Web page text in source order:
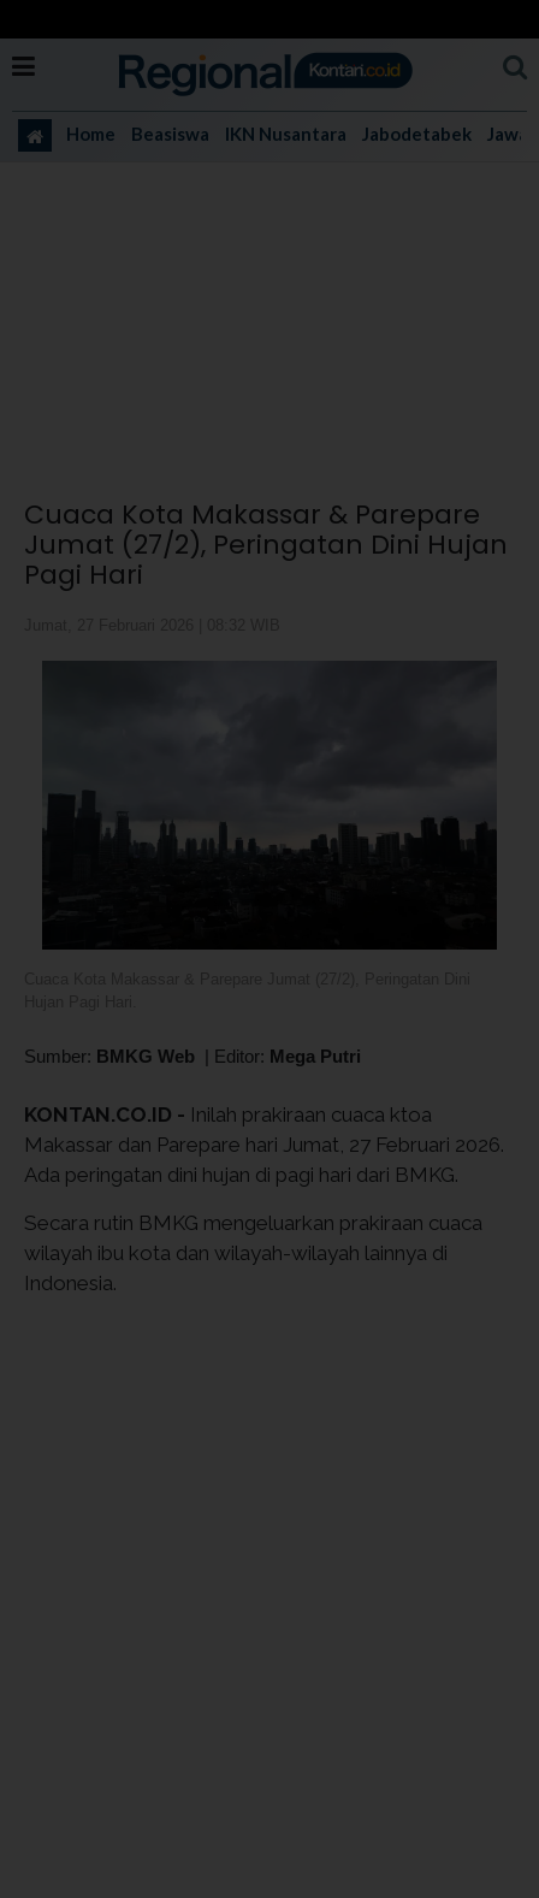
Home Beasiswa IKN Nusantara Jabodetabek Jawa
Cuaca Kota Makassar & Parepare
Jumat (27/2), Peringatan Dini Hujan
Pagi Hari
Sumber: BMKG Web | Editor: Mega Putri
KONTAN.CO.ID - Inilah prakiraan cuaca ktoa
Makassar dan Parepare hari Jumat, 27 Februari 2026.
Ada peringatan dini hujan di pagi hari dari BMKG.
Secara rutin BMKG mengeluarkan prakiraan cuaca
wilayah ibu kota dan wilayah-wilayah lainnya di
Indonesia.